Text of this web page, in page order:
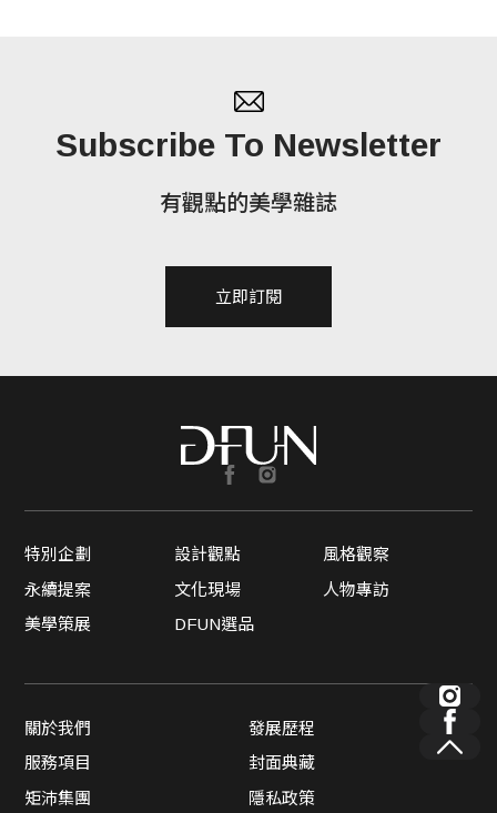
Subscribe To Newsletter
有觀點的美學雜誌
立即訂閱
特別企劃 設計觀點
風格觀察
永續提案
文化現場
人物專訪
美學策展
DFUN選品
關於我們
發展歷程
服務項目
封面典藏
矩沛集團
隱私政策